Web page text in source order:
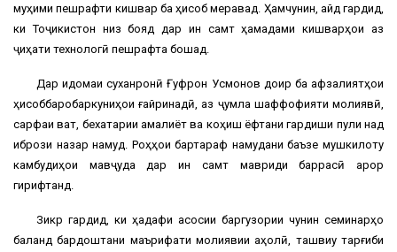
муҳими пешрафти кишвар ба ҳисоб меравад. Ҳамчунин, қайд гардид,
ки Тоҷикистон низ бояд дар ин самт ҳамқадами кишварҳои аз
ҷиҳати технологӣ пешрафта бошад.
Дар идомаи суханронӣ Ғуфрон Усмонов доир ба афзалиятҳои
ҳисоббаробаркуниҳои ғайринақдӣ, аз ҷумла шаффофияти молиявӣ,
сарфаи вақт, бехатарии амалиёт ва коҳиш ёфтани гардиши пули нақд
ибрози назар намуд. Роҳҳои бартараф намудани баъзе мушкилоту
камбудиҳои мавҷуда дар ин самт мавриди баррасӣ қарор
гирифтанд.
Зикр гардид, ки ҳадафи асосии баргузории чунин семинарҳо
баланд бардоштани маърифати молиявии аҳолӣ, ташвиқу тарғиби